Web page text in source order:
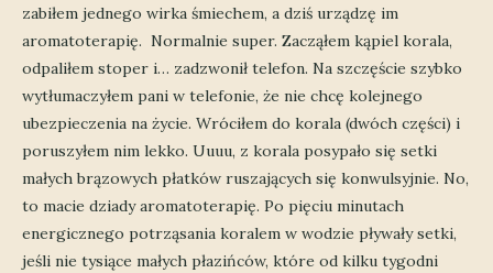
zabiłem jednego wirka śmiechem, a dziś urządzę im
aromatoterapię. Normalnie super. Zacząłem kąpiel korala,
odpaliłem stoper i… zadzwonił telefon. Na szczęście szybko
wytłumaczyłem pani w telefonie, że nie chcę kolejnego
ubezpieczenia na życie. Wróciłem do korala (dwóch części) i
poruszyłem nim lekko. Uuuu, z korala posypało się setki
małych brązowych płatków ruszających się konwulsyjnie. No,
to macie dziady aromatoterapię. Po pięciu minutach
energicznego potrząsania koralem w wodzie pływały setki,
jeśli nie tysiące małych płazińców, które od kilku tygodni